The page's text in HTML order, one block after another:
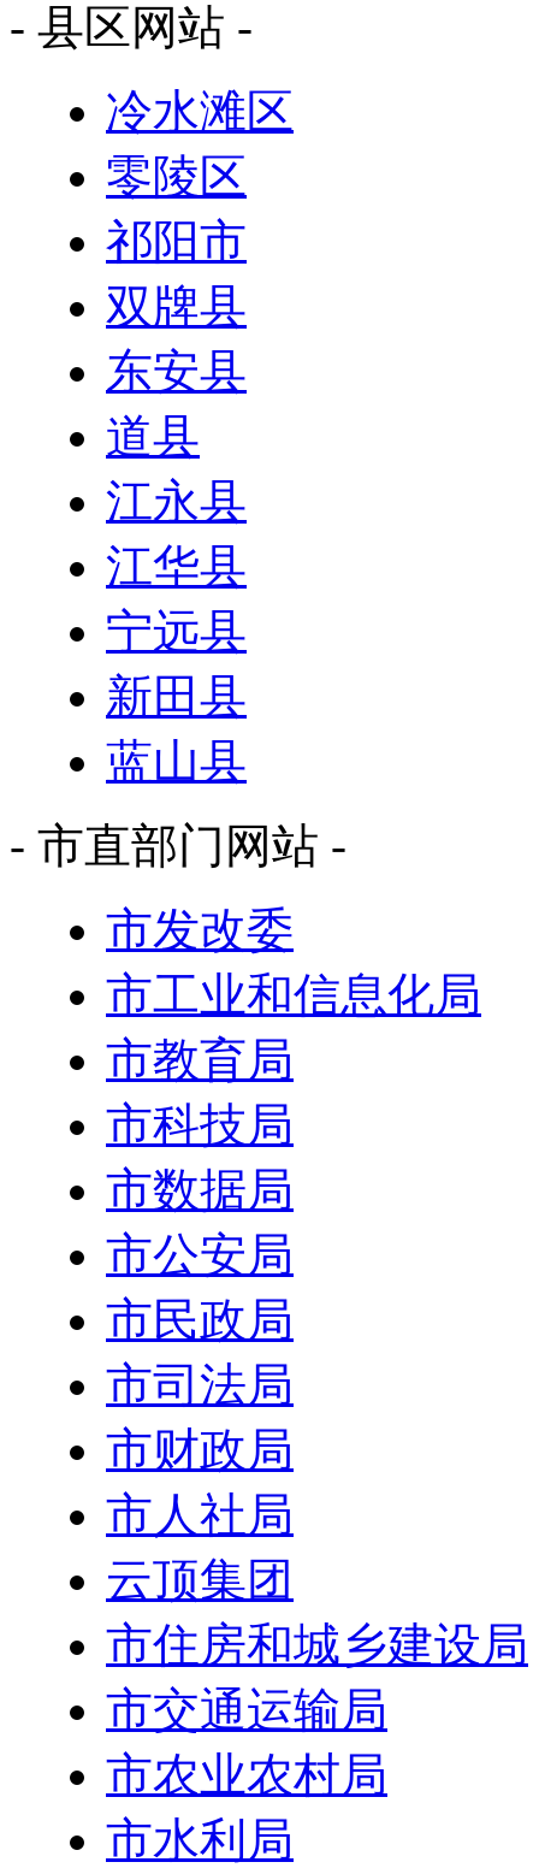
- 县区网站 -
冷水滩区
零陵区
祁阳市
双牌县
东安县
道县
江永县
江华县
宁远县
新田县
蓝山县
- 市直部门网站 -
市发改委
市工业和信息化局
市教育局
市科技局
市数据局
市公安局
市民政局
市司法局
市财政局
市人社局
云顶集团
市住房和城乡建设局
市交通运输局
市农业农村局
市水利局